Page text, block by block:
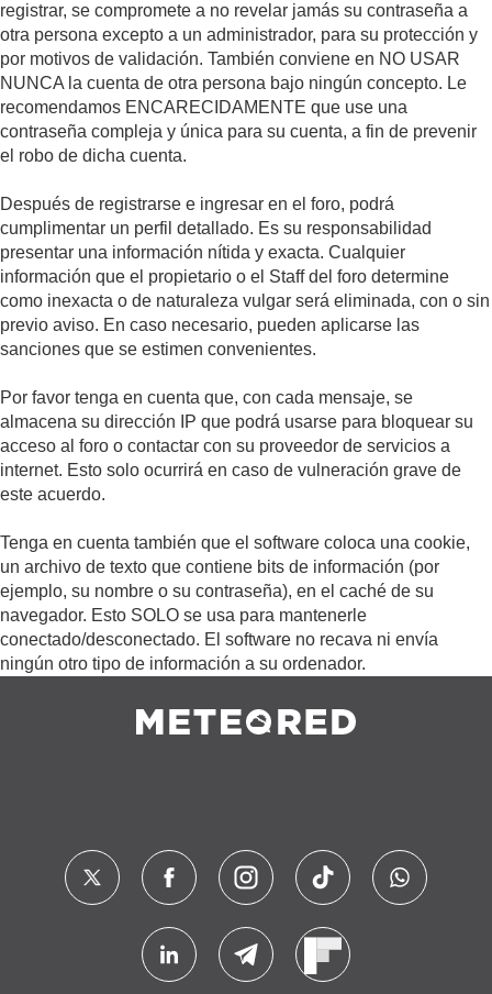
registrar, se compromete a no revelar jamás su contraseña a
otra persona excepto a un administrador, para su protección y
por motivos de validación. También conviene en NO USAR
NUNCA la cuenta de otra persona bajo ningún concepto. Le
recomendamos ENCARECIDAMENTE que use una
contraseña compleja y única para su cuenta, a fin de prevenir
el robo de dicha cuenta.
Después de registrarse e ingresar en el foro, podrá
cumplimentar un perfil detallado. Es su responsabilidad
presentar una información nítida y exacta. Cualquier
información que el propietario o el Staff del foro determine
como inexacta o de naturaleza vulgar será eliminada, con o sin
previo aviso. En caso necesario, pueden aplicarse las
sanciones que se estimen convenientes.
Por favor tenga en cuenta que, con cada mensaje, se
almacena su dirección IP que podrá usarse para bloquear su
acceso al foro o contactar con su proveedor de servicios a
internet. Esto solo ocurrirá en caso de vulneración grave de
este acuerdo.
Tenga en cuenta también que el software coloca una cookie,
un archivo de texto que contiene bits de información (por
ejemplo, su nombre o su contraseña), en el caché de su
navegador. Esto SOLO se usa para mantenerle
conectado/desconectado. El software no recava ni envía
ningún otro tipo de información a su ordenador.